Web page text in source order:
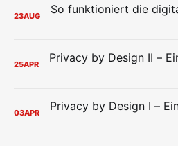
23AUG
25APR
03APR